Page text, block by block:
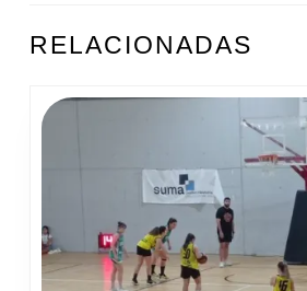
anterior:
entrada:
RELACIONADAS